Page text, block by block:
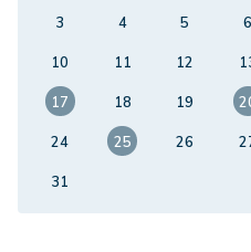
3
4 5 6
10
11 12
17
18 19
24
25 26
31